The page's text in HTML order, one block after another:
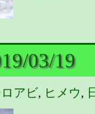
03/19
アビ, ヒメウ,